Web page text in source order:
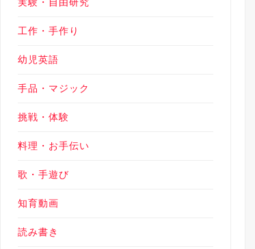
実験・自由研究
工作・手作り
幼児英語
手品・マジック
挑戦・体験
料理・お手伝い
歌・手遊び
知育動画
読み書き